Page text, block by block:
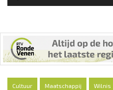
Cultuur Maatschappij Wilnis